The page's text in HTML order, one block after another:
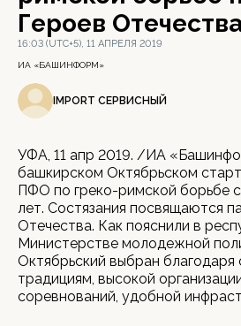
Героев
16:03 (UTC+5), 11 АПРЕЛЯ 2019
ИА «БАШИНФОРМ»
IMPORT СЕРВИСНЫЙ
УФА, 11 апр 2019. /ИА
башкирском Октябрьском
ПФО по греко-римской борьбе
лет. Состязания посвящаются
Отечества. Как пояснили в
Министерстве молодежной
Октябрьский выбран благодаря
традициям, высокой
соревнований, удобной